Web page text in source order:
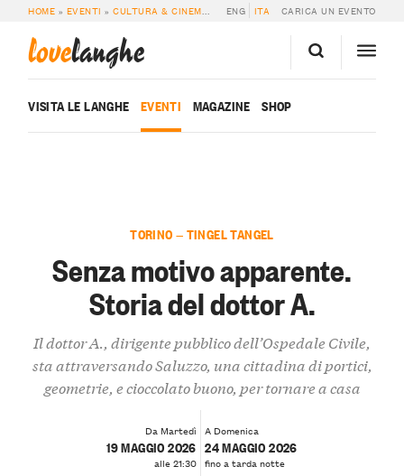
HOME » EVENTI »CULTURA & CINEMA » SENZA MOTIVO APPARENTE. STORIA
ENG ITA CARICA UN EVENTO
lovelanghe
VISITA LE LANGHE EVENTI MAGAZINE SHOP
TORINO — TINGEL TANGEL
Senza motivo apparente.
Storia del dottor A.
Il dottor A., dirigente pubblico dell’Ospedale Civile,
sta attraversando Saluzzo, una cittadina di portici,
geometrie, e cioccolato buono, per tornare a casa
Da Martedì
19 MAGGIO 2026
alle 21:30
A Domenica
24 MAGGIO 2026
fino a tarda notte